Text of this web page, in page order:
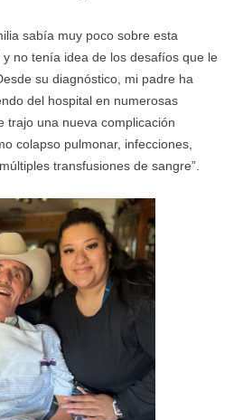
sabía muy poco sobre esta
no tenía idea de los desafíos que le
su diagnóstico, mi padre ha
del hospital en numerosas
trajo una nueva complicación
colapso pulmonar, infecciones,
transfusiones de sangre”.